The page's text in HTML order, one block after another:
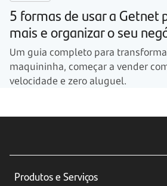
5 formas de usar a Getnet
mais e organizar o seu
Um guia completo para
maquininha, começar a vender
velocidade e zero aluguel.
Produtos e Serviços